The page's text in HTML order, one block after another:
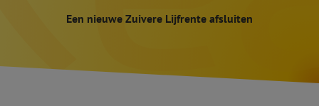
Een nieuwe Zuivere Lijf­rente afsluiten